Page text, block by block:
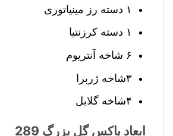
۱ دسته رز مینیاتوری
۱ دسته کرزنتیا
۶ شاخه آنتریوم
۳شاخه ژربرا
۴شاخه گلایل
ابعاد باکس گل بزرگ 289